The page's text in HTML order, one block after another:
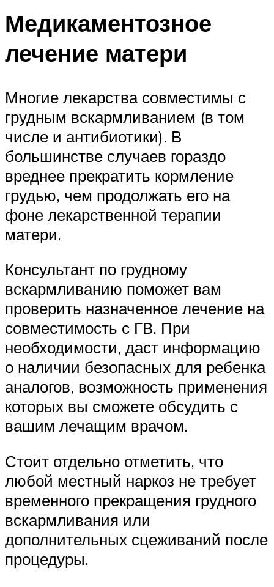
Медикаментозное
лечение матери
Многие лекарства совместимы с
грудным вскармливанием (в том
числе и антибиотики). В
большинстве случаев гораздо
вреднее прекратить кормление
грудью, чем продолжать его на
фоне лекарственной терапии
матери.
Консультант по грудному
вскармливанию поможет вам
проверить назначенное лечение на
совместимость с ГВ. При
необходимости, даст информацию
о наличии безопасных для ребенка
аналогов, возможность применения
которых вы сможете обсудить с
вашим лечащим врачом.
Стоит отдельно отметить, что
любой местный наркоз не требует
временного прекращения грудного
вскармливания или
дополнительных сцеживаний после
процедуры.